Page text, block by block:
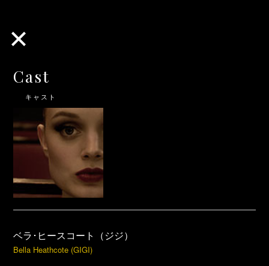
Cast
キャスト
ベラ･ヒースコート（ジジ）
Bella Heathcote (GIGI)